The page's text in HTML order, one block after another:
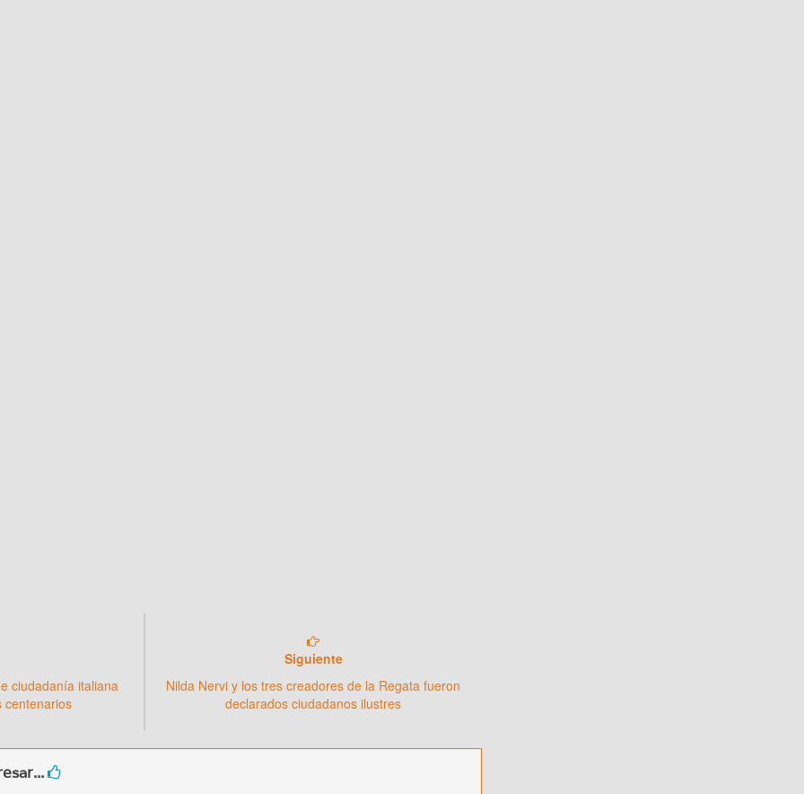
ciudadanía italiana
centenarios
Siguiente
Nilda Nervi y los tres creadores de la Regata fueron
declarados ciudadanos ilustres